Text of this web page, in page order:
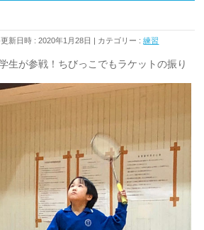
新日時 : 2020年1月28日 カテゴリー :練習
生が参戦！ちびっこでもラケットの振り